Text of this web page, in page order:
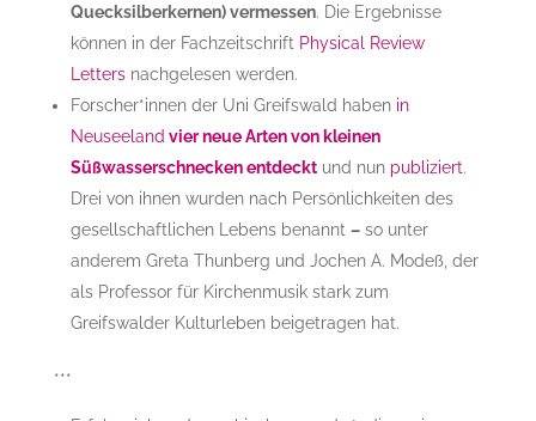
Quecksilberkernen) vermessen. Die Ergebnisse
können in der Fachzeitschrift Physical Review
Lettersnachgelesen werden.
Forscher*innen der Uni Greifswald haben in
Neuseeland vier neue Arten von kleinen
Süßwasserschnecken entdecktund nun publiziert.
Drei von ihnen wurden nach Persönlichkeiten des
gesellschaftlichen Lebens benannt –so unter
anderem Greta Thunberg und Jochen A. Modeß, der
als Professor für Kirchenmusik stark zum
Greifswalder Kulturleben beigetragen hat.
***